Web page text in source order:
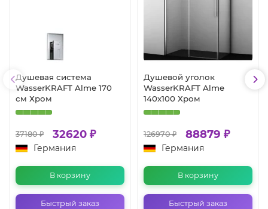
Душевая система
WasserKRAFT Alme 170
см Хром
37180 ₽ 32620 ₽
Германия
В корзину
Быстрый заказ
Душевой уголок
WasserKRAFT Alme
140x100 Хром
126970 ₽ 88879 ₽
Германия
В корзину
Быстрый заказ